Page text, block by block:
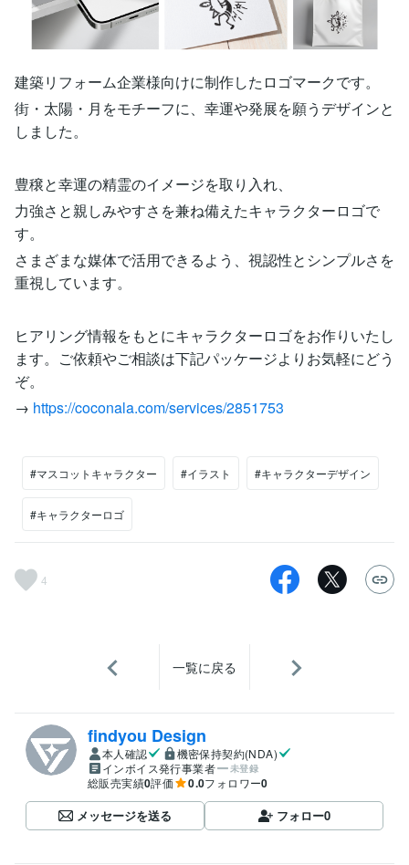
建築リフォーム企業様向けに制作したロゴマークです。
街・太陽・月をモチーフに、幸運や発展を願うデザインと
しました。
豊穣と幸運の精霊のイメージを取り入れ、
力強さと親しみやすさを兼ね備えたキャラクターロゴで
す。
さまざまな媒体で活用できるよう、視認性とシンプルさを
重視しています。
ヒアリング情報をもとにキャラクターロゴをお作りいたし
ます。ご依頼やご相談は下記パッケージよりお気軽にどう
ぞ。
→ https://coconala.com/services/2851753
#マスコットキャラクター #イラスト #キャラクターデザイン
#キャラクターロゴ
4
一覧に戻る
findyou Design
本人確認
機密保持契約(NDA)
インボイス発行事業者
未登録
総販売実績0評価 0.0フォロワー0
メッセージを送る フォロー0